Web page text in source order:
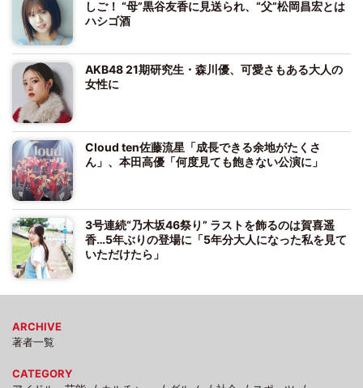
しご！ “母”黒谷友香に見送られ、“父”松岡昌宏とは
ハシゴ酒
AKB48 21期研究生・森川優、可愛さもある大人の
女性に
Cloud ten佐藤流星「成長できる余地がたくさ
ん」、本田高優「何度見ても飽きない公演に」
3号連続“乃木坂46祭り” ラストを飾るのは賀喜遥
香…5年ぶりの登場に「5年分大人になった私を見て
いただけたら」
ARCHIVE
著者一覧
CATEGORY